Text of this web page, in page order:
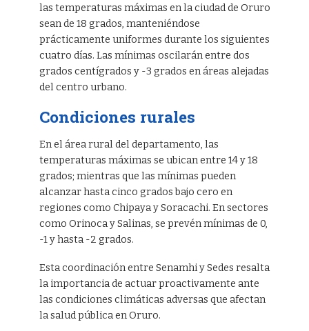
las temperaturas máximas en la ciudad de Oruro
sean de 18 grados, manteniéndose
prácticamente uniformes durante los siguientes
cuatro días. Las mínimas oscilarán entre dos
grados centígrados y -3 grados en áreas alejadas
del centro urbano.
Condiciones rurales
En el área rural del departamento, las
temperaturas máximas se ubican entre 14 y 18
grados; mientras que las mínimas pueden
alcanzar hasta cinco grados bajo cero en
regiones como Chipaya y Soracachi. En sectores
como Orinoca y Salinas, se prevén mínimas de 0,
-1 y hasta -2 grados.
Esta coordinación entre Senamhi y Sedes resalta
la importancia de actuar proactivamente ante
las condiciones climáticas adversas que afectan
la salud pública en Oruro.